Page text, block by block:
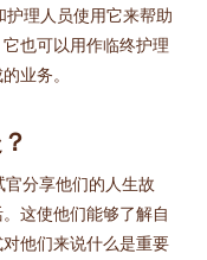
理人员使用它来帮助
也可以用作临终护理
业务。
分享他们的人生故
这使他们能够了解自
他们来说什么是重要